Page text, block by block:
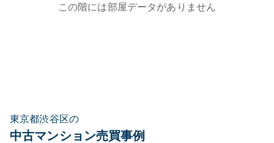
この階には部屋データがありません
東京都渋谷区の
中古マンション売買事例